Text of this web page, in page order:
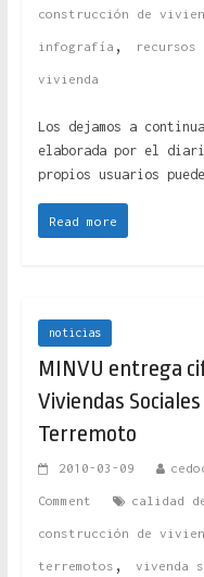
construcción de
infografía , recursos
vivienda
Los dejamos a
elaborada por el
propios usuarios
Read more
noticias
MINVU entrega
Viviendas
Terremoto
2010-03-09
Comment calidad
construcción de
terremotos , vivenda